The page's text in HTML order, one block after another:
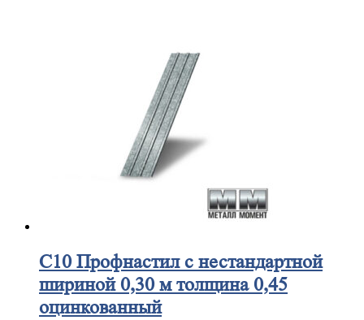
С10Профнастил с нестандартной
шириной 0,30 м толщина 0,45
оцинкованный